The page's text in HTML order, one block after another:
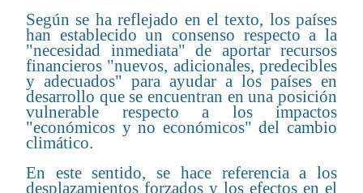
Según se ha reflejado en el texto, los países
han establecido un consenso respecto a la
"necesidad inmediata" de aportar recursos
financieros "nuevos, adicionales, predecibles
y adecuados" para ayudar a los países en
desarrollo que se encuentran en una posición
vulnerable respecto a los impactos
"económicos y no económicos" del cambio
climático.
En este sentido, se hace referencia a los
desplazamientos forzados y los efectos en el